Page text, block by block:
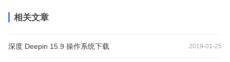
相关文章
深度 Deepin 15.9 操作系统下载 2019-01-25